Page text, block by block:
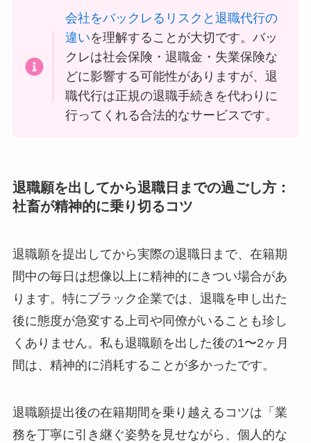
会社をバックレるリスクと退職代行の
違いを理解することが大切です。バッ
クレは社会保険・退職金・失業保険な
どに影響する可能性がありますが、退
職代行は正規の退職手続きを代わりに
行ってくれる合法的なサービスです。
退職願を出してから退職日までの過ごし方：
社畜が精神的に乗り切るコツ
退職願を提出してから実際の退職日まで、在籍期
間中の毎日は想像以上に精神的にきつい場合があ
ります。特にブラック企業では、退職を申し出た
後に態度が急変する上司や同僚がいることも珍し
くありません。私も退職願を出した後の1〜2ヶ月
間は、精神的に消耗することが多かったです。
退職願提出後の在籍期間を乗り越えるコツは「業
務を丁寧に引き継ぐ姿勢を見せながら、個人的な